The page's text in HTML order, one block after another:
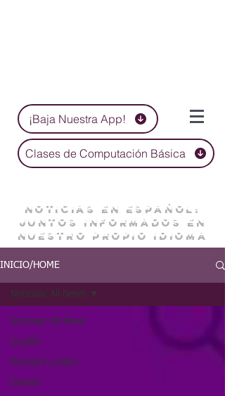
¡Baja Nuestra App!
Clases de Computación Básica
NOTICIAS EN ESPAÑOL:
JUNTOS INFORMADOS EN
NUESTRO PROPIO IDIOMA
INICIO/HOME
Noticias/ All News
English
Noticias Locales
Estatal
Noticias/ All News